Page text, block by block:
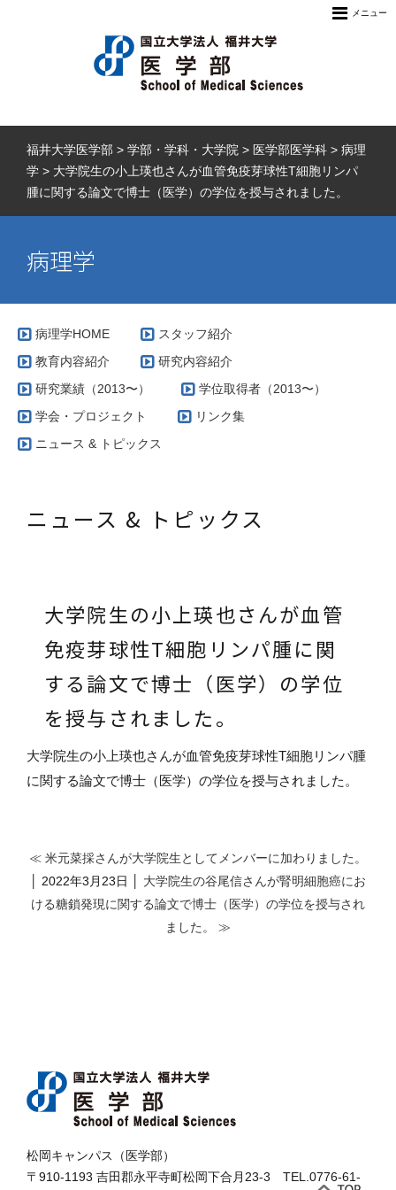
メニュー
福井大学医学部 > 学部・学科・大学院 > 医学部医学科 > 病理
学 > 大学院生の小上瑛也さんが血管免疫芽球性T細胞リンパ
腫に関する論文で博士（医学）の学位を授与されました。
病理学
病理学HOME
スタッフ紹介
教育内容紹介
研究内容紹介
研究業績（2013〜）
学位取得者（2013〜）
学会・プロジェクト
リンク集
ニュース & トピックス
ニュース & トピックス
大学院生の小上瑛也さんが血管
免疫芽球性T細胞リンパ腫に関
する論文で博士（医学）の学位
を授与されました。
大学院生の小上瑛也さんが血管免疫芽球性T細胞リンパ腫
に関する論文で博士（医学）の学位を授与されました。
≪ 米元菜採さんが大学院生としてメンバーに加わりました。
│ 2022年3月23日 │ 大学院生の谷尾信さんが腎明細胞癌にお
ける糖鎖発現に関する論文で博士（医学）の学位を授与され
ました。 ≫
松岡キャンパス（医学部）
〒910-1193 吉田郡永平寺町松岡下合月23-3 TEL.0776-61-